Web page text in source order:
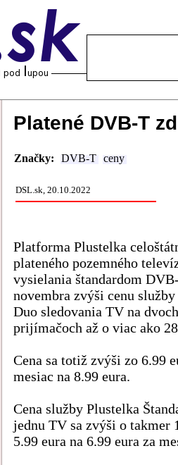
Platené DVB-T
Značky: DVB-T ceny
DSL.sk, 20.10.2022
Platforma Plustelka
plateného pozemného
vysielania štandardom
novembra zvýši cenu
Duo sledovania TV na dvoch
prijímačoch až o viac ako
Cena sa totiž zvýši zo 6.99
mesiac na 8.99 eura.
Cena služby Plustelka
jednu TV sa zvýši o takmer
5.99 eura na 6.99 eura za